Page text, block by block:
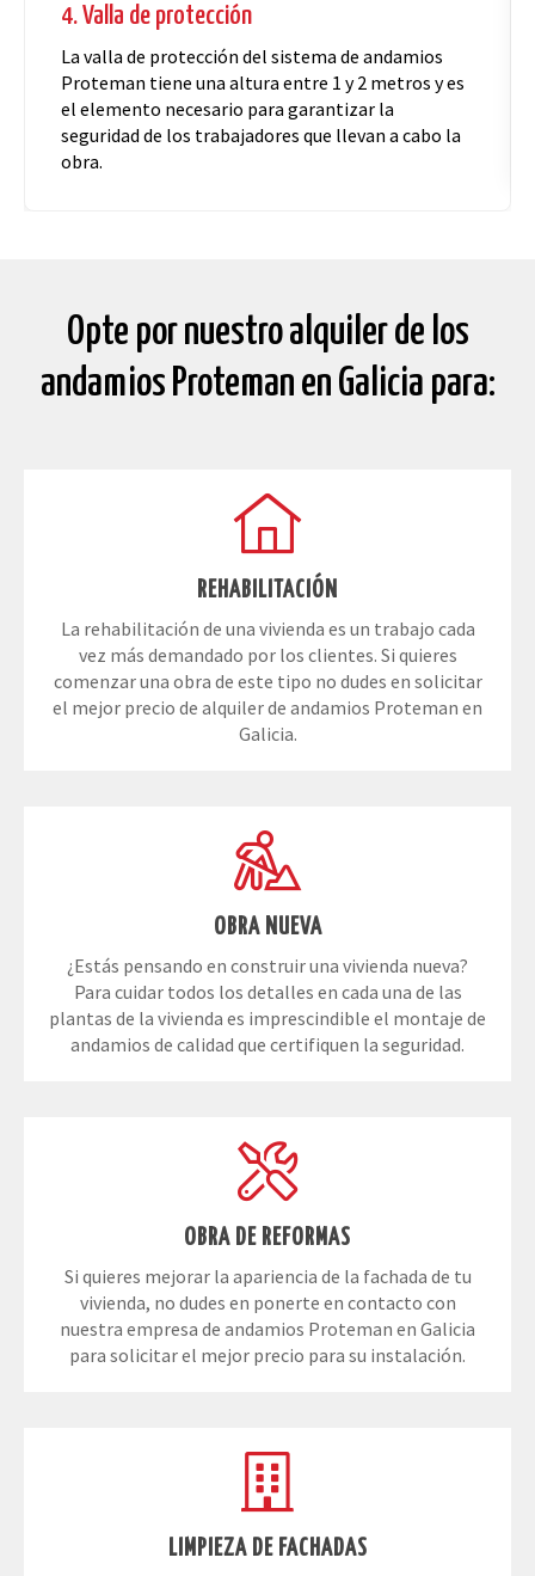
5. Tablón
El tablón o plataforma que utilizaremos en el
montaje de los andamios Proteman variará para
adaptarse a la fachada de cada uno de los edificios
en los que trabajemos.
Opte por nuestro alquiler de los
andamios Proteman en Galicia para:
La rehabilitación de una vivienda es un trabajo cada
vez más demandado por los clientes. Si quieres
comenzar una obra de este tipo no dudes en solicitar
el mejor precio de alquiler de andamios Proteman en
Galicia.
¿Estás pensando en construir una vivienda nueva?
Para cuidar todos los detalles en cada una de las
plantas de la vivienda es imprescindible el montaje de
andamios de calidad que certifiquen la seguridad.
Si quieres mejorar la apariencia de la fachada de tu
vivienda, no dudes en ponerte en contacto con
nuestra empresa de andamios Proteman en Galicia
para solicitar el mejor precio para su instalación.
Consigue una fachada limpia y perfecta gracias a los